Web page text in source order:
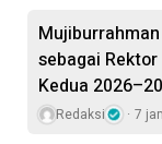
sebagai
Kedua
Redaksi 7